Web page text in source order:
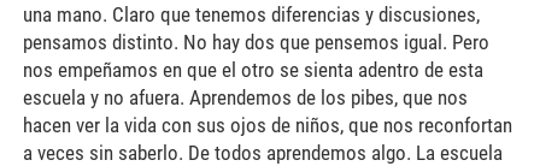
una mano. Claro que tenemos diferencias y discusiones,
pensamos distinto. No hay dos que pensemos igual. Pero
nos empeñamos en que el otro se sienta adentro de esta
escuela y no afuera. Aprendemos de los pibes, que nos
hacen ver la vida con sus ojos de niños, que nos reconfortan
a veces sin saberlo. De todos aprendemos algo. La escuela